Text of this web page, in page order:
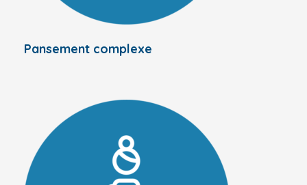
Pansement complexe